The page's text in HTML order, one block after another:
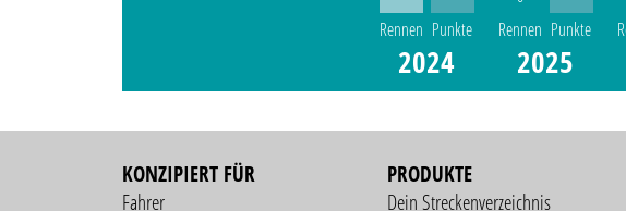
Rennen Punkte
2024
Rennen Punkte
2025
KONZIPIERT FÜR
Fahrer
PRODUKTE
Dein Streckenverzeichnis